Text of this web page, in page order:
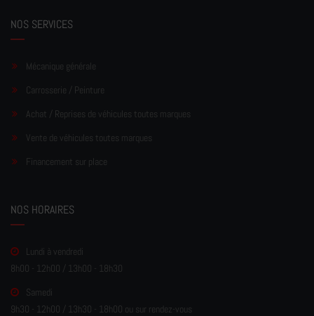
NOS SERVICES
Mécanique générale
Carrosserie / Peinture
Achat / Reprises de véhicules toutes marques
Vente de véhicules toutes marques
Financement sur place
NOS HORAIRES
Lundi à vendredi
8h00 - 12h00 / 13h00 - 18h30
Samedi
9h30 - 12h00 / 13h30 - 18h00 ou sur rendez-vous